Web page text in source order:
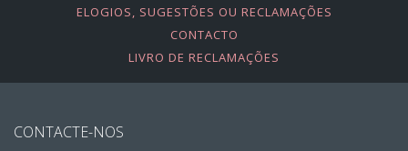
ELOGIOS, SUGESTÕES OU RECLAMAÇÕES
CONTACTO
LIVRO DE RECLAMAÇÕES
CONTACTE-NOS